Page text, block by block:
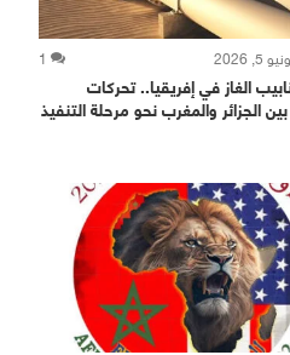
5, 2026
1
الغاز في إفريقيا.. تحركات
الجزائر والمغرب نحو مرحلة التنفيذ